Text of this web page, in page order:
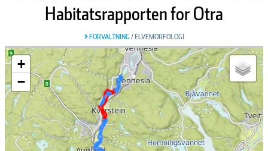
Habitatsrapporten for Otra
FORVALTNING /ELVEMORFOLOGI
+
−